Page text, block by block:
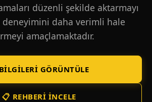
düzenli şekilde aktarmayı
deneyimini daha verimli hale
amaçlamaktadır.
GÖRÜNTÜLE
📋 REHBERI İNCELE